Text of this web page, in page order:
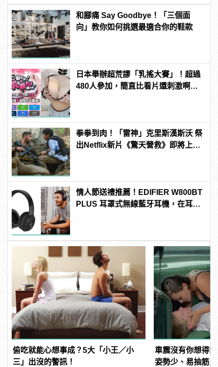
和腳痛 Say Goodbye！「三個面
向」教你如何挑選最適合你的鞋款
日本舉辦超荒謬「乳搖大賽」！超過
480人參加，簡直比看片還刺激啊！ |
拳拳到肉！「雷神」克里斯漢斯沃 祭
出Netflix新片《驚天營救》即將上
情人節送禮推薦！EDIFIER W800BT
PLUS 耳罩式無線藍牙耳機，在耳邊
偷吃就能心想事成？5大「小王／小
三」出沒的警訊！
車震沒有你想得
姿勢少、易抽筋